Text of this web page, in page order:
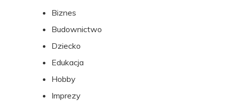
Biznes
Budownictwo
Dziecko
Edukacja
Hobby
Imprezy